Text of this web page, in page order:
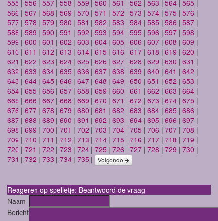
555 | 556 | 557 | 558 | 559 | 560 | 561 | 562 | 563 | 564 | 565 |
566 | 567 | 568 | 569 | 570 | 571 | 572 | 573 | 574 | 575 | 576 |
577 | 578 | 579 | 580 | 581 | 582 | 583 | 584 | 585 | 586 | 587 |
588 | 589 | 590 | 591 | 592 | 593 | 594 | 595 | 596 | 597 | 598 |
599 | 600 | 601 | 602 | 603 | 604 | 605 | 606 | 607 | 608 | 609 |
610 | 611 | 612 | 613 | 614 | 615 | 616 | 617 | 618 | 619 | 620 |
621 | 622 | 623 | 624 | 625 | 626 | 627 | 628 | 629 | 630 | 631 |
632 | 633 | 634 | 635 | 636 | 637 | 638 | 639 | 640 | 641 | 642 |
643 | 644 | 645 | 646 | 647 | 648 | 649 | 650 | 651 | 652 | 653 |
654 | 655 | 656 | 657 | 658 | 659 | 660 | 661 | 662 | 663 | 664 |
665 | 666 | 667 | 668 | 669 | 670 | 671 | 672 | 673 | 674 | 675 |
676 | 677 | 678 | 679 | 680 | 681 | 682 | 683 | 684 | 685 | 686 |
687 | 688 | 689 | 690 | 691 | 692 | 693 | 694 | 695 | 696 | 697 |
698 | 699 | 700 | 701 | 702 | 703 | 704 | 705 | 706 | 707 | 708 |
709 | 710 | 711 | 712 | 713 | 714 | 715 | 716 | 717 | 718 | 719 |
720 | 721 | 722 | 723 | 724 | 725 | 726 | 727 | 728 | 729 | 730 |
731 | 732 | 733 | 734 | 735 | Volgende
Reageren op spelletje: Beantwoord de vraag
Naam
Bericht